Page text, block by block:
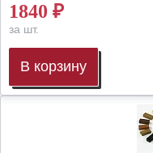
1840 ₽
за шт.
В корзину